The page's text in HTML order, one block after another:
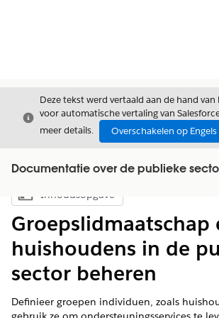
Sluiten
Deze tekst werd vertaald aan de hand van
voor automatische vertaling van
meer details.
Overschakelen op Engels
Documentatie over de publieke
Inhoudsopgave weergeven
Inhoudsopgave
Groepslidmaatschap
huishoudens in de
sector beheren
Definieer groepen individuen, zoals